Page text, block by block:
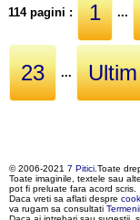
114 pagini : 1 ...
23 ... Ultim
© 2006-2021 7 Pitici.Toate
Toate imaginile, textele sau
pot fi preluate fara acord scris.
Daca vreti sa aflati despre
va rugam sa consultati